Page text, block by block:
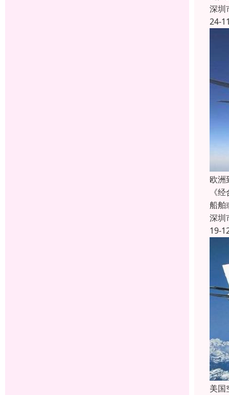
深圳
24-
欧洲
《
船舶
深圳
19-
美国